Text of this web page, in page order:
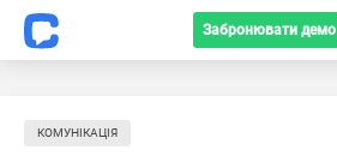
Забронювати демо
КОМУНІКАЦІЯ